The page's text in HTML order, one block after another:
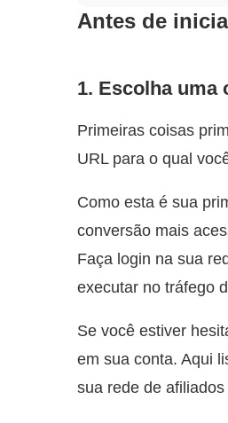
Antes de
1. Escolha uma
Primeiras coisas
URL para o qual
Como esta é sua
conversão mais
Faça login na sua
executar no tráfego
Se você estiver
em sua conta. Aqui
sua rede de